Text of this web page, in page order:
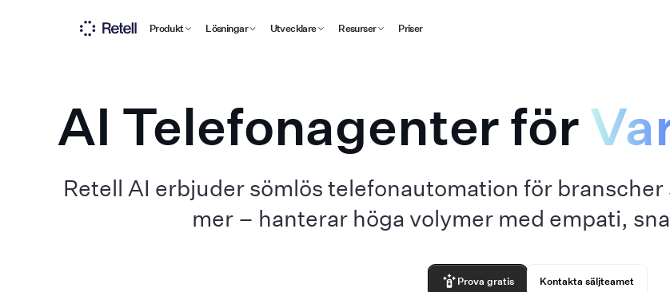
Produkt Lösningar Utvecklare Resurser Priser
AI Telefonagenter för
Retell AI erbjuder sömlös telefonautomation för
mer – hanterar höga volymer med empati,
Prova gratis Kontakta säljteamet